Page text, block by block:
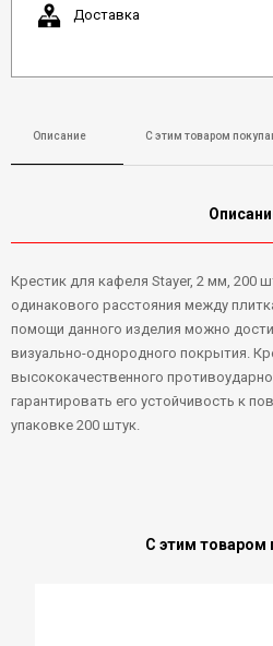
Доставка
Описание С этим товаром
Крестик для кафеля Stayer, 2 мм, 200
одинакового расстояния между
помощи данного изделия можно
визуально-однородного покрытия.
высококачественного
гарантировать его устойчивость к
упаковке 200 штук.
С этим товаром